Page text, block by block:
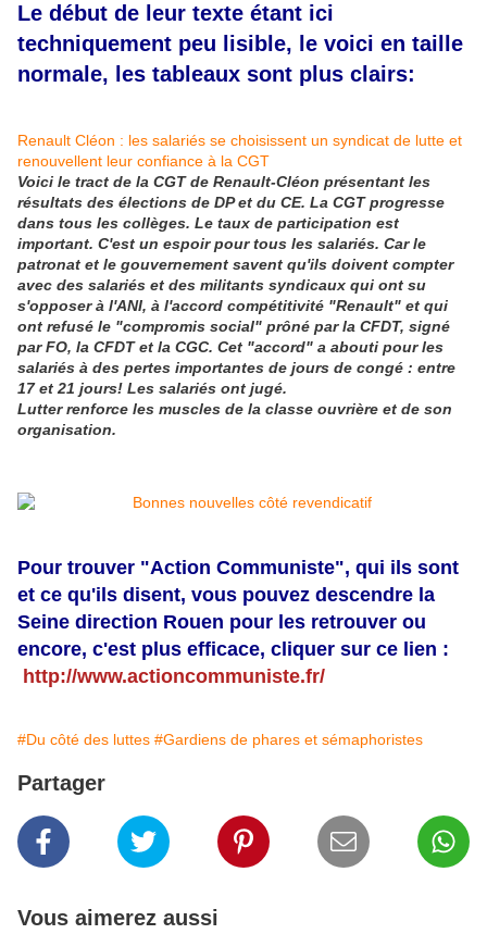
Le début de leur texte étant ici
techniquement peu lisible, le voici en taille
normale, les tableaux sont plus clairs:
Renault Cléon : les salariés se choisissent un syndicat de lutte et
renouvellent leur confiance à la CGT
Voici le tract de la CGT de Renault-Cléon présentant les
résultats des élections de DP et du CE. La CGT progresse
dans tous les collèges. Le taux de participation est
important. C'est un espoir pour tous les salariés. Car le
patronat et le gouvernement savent qu'ils doivent compter
avec des salariés et des militants syndicaux qui ont su
s'opposer à l'ANI, à l'accord compétitivité "Renault" et qui
ont refusé le "compromis social" prôné par la CFDT, signé
par FO, la CFDT et la CGC. Cet "accord" a abouti pour les
salariés à des pertes importantes de jours de congé : entre
17 et 21 jours! Les salariés ont jugé.
Lutter renforce les muscles de la classe ouvrière et de son
organisation.
Pour trouver "Action Communiste", qui ils sont
et ce qu'ils disent, vous pouvez descendre la
Seine direction Rouen pour les retrouver ou
encore, c'est plus efficace, cliquer sur ce lien :
http://www.actioncommuniste.fr/
#Du côté des luttes #Gardiens de phares et sémaphoristes
Partager
Vous aimerez aussi